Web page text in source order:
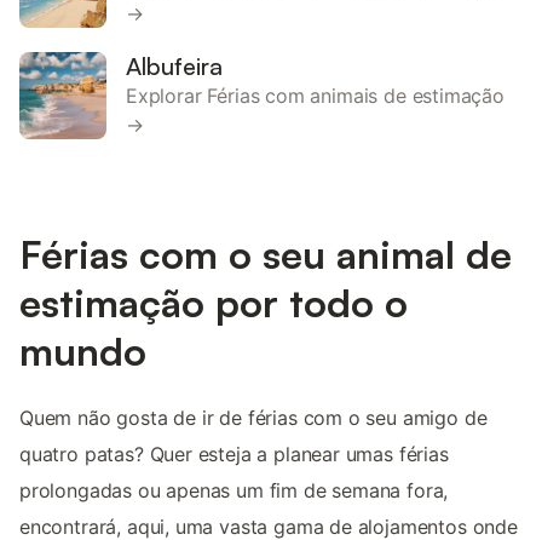
→
Albufeira
Explorar Férias com animais de estimação
→
Férias com o seu animal de
estimação por todo o
mundo
Quem não gosta de ir de férias com o seu amigo de
quatro patas? Quer esteja a planear umas férias
prolongadas ou apenas um fim de semana fora,
encontrará, aqui, uma vasta gama de alojamentos onde